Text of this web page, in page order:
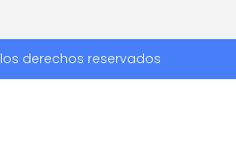
derechos reservados